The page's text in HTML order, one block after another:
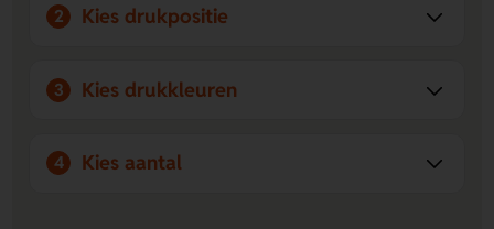
2 Kies drukpositie
3 Kies drukkleuren
4 Kies aantal